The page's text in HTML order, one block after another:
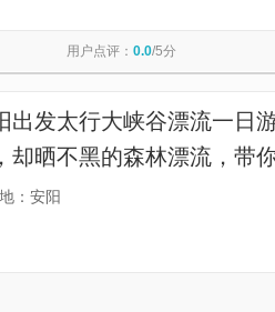
用户点评： 0.0/5分
出发太行大峡谷漂流一日
却晒不黑的森林漂流，带
进，——大峡谷漂流】
：安阳